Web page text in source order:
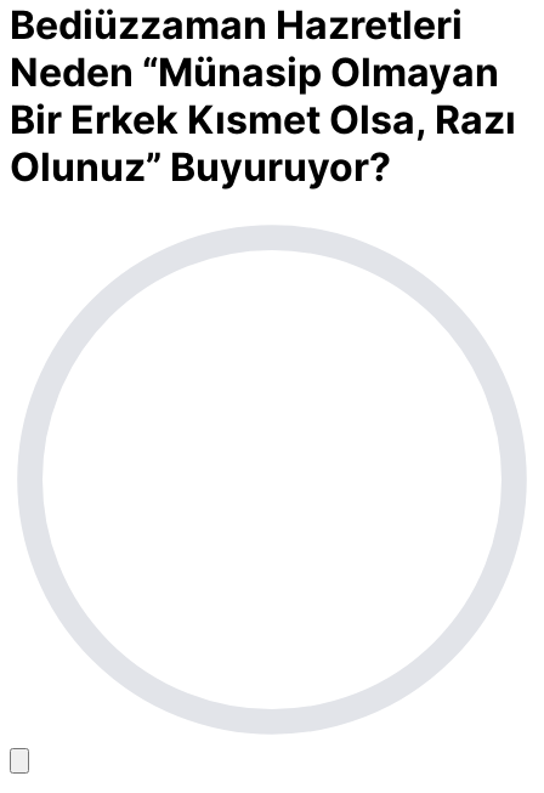
Bediüzzaman Hazretleri
Neden “Münasip Olmayan
Bir Erkek Kısmet Olsa, Razı
Olunuz” Buyuruyor?